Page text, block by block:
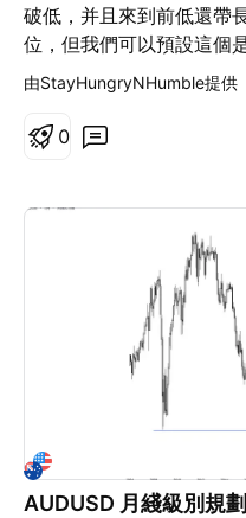
破低，并且來到前低還帶
位，但我們可以預設這個
後續給出的回測的樣子來
來到786的位子開出
由StayHungryNHumble提供
0
AUDUSD 月綫級別規劃